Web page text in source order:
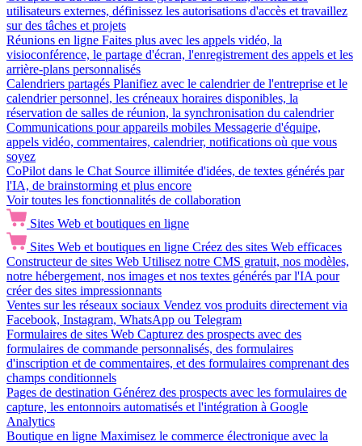
utilisateurs externes, définissez les autorisations d'accès et travaillez
sur des tâches et projets
Réunions en ligne Faites plus avec les appels vidéo, la
visioconférence, le partage d'écran, l'enregistrement des appels et les
arrière-plans personnalisés
Calendriers partagés Planifiez avec le calendrier de l'entreprise et le
calendrier personnel, les créneaux horaires disponibles, la
réservation de salles de réunion, la synchronisation du calendrier
Communications pour appareils mobiles Messagerie d'équipe,
appels vidéo, commentaires, calendrier, notifications où que vous
soyez
CoPilot dans le Chat Source illimitée d'idées, de textes générés par
l'IA, de brainstorming et plus encore
Voir toutes les fonctionnalités de collaboration
Sites Web et boutiques en ligne
Sites Web et boutiques en ligne Créez des sites Web efficaces
Constructeur de sites Web Utilisez notre CMS gratuit, nos modèles,
notre hébergement, nos images et nos textes générés par l'IA pour
créer des sites impressionnants
Ventes sur les réseaux sociaux Vendez vos produits directement via
Facebook, Instagram, WhatsApp ou Telegram
Formulaires de sites Web Capturez des prospects avec des
formulaires de commande personnalisés, des formulaires
d'inscription et de commentaires, et des formulaires comprenant des
champs conditionnels
Pages de destination Générez des prospects avec les formulaires de
capture, les entonnoirs automatisés et l'intégration à Google
Analytics
Boutique en ligne Maximisez le commerce électronique avec la